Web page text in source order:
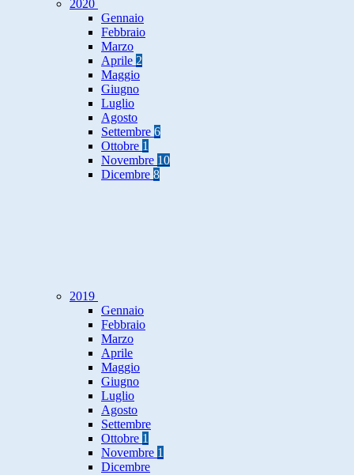
2020
Gennaio
Febbraio
Marzo
Aprile 2
Maggio
Giugno
Luglio
Agosto
Settembre 6
Ottobre 1
Novembre 10
Dicembre 8
2019
Gennaio
Febbraio
Marzo
Aprile
Maggio
Giugno
Luglio
Agosto
Settembre
Ottobre 1
Novembre 1
Dicembre